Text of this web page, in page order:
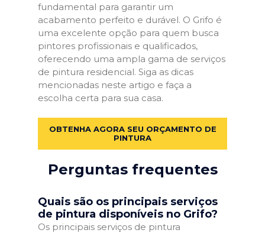
fundamental para garantir um
acabamento perfeito e durável. O Grifo é
uma excelente opção para quem busca
pintores profissionais e qualificados,
oferecendo uma ampla gama de serviços
de pintura residencial. Siga as dicas
mencionadas neste artigo e faça a
escolha certa para sua casa.
OBTENHA AGORA SEU ORÇAMENTO DE
PINTURA
Perguntas frequentes
Quais são os principais serviços
de pintura disponíveis no Grifo?
Os principais serviços de pintura